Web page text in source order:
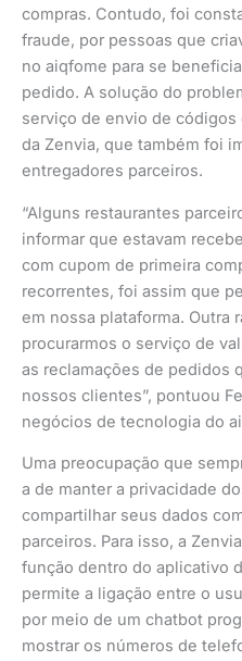
compras. Contudo, foi
fraude, por pessoas que
no aiqfome para se
pedido. A solução do
serviço de envio de códigos
da Zenvia, que também foi
entregadores parceiros.
“Alguns restaurantes
informar que estavam
com cupom de primeira
recorrentes, foi assim que
em nossa plataforma. Outra
procurarmos o serviço de
as reclamações de pedidos
nossos clientes”, pontuou
negócios de tecnologia do
Uma preocupação que
a de manter a privacidade
compartilhar seus dados
parceiros. Para isso, a
função dentro do aplicativo
permite a ligação entre o
por meio de um chatbot
mostrar os números de